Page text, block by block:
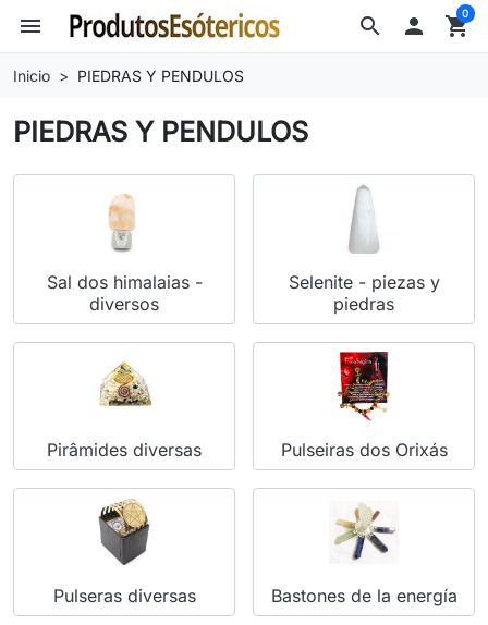
search
menu  shopping_cart
0
Inicio PIEDRAS Y PENDULOS
PIEDRAS Y PENDULOS
Sal dos himalaias -
diversos
Selenite - piezas y
piedras
Pirâmides diversas Pulseiras dos Orixás
Pulseras diversas Bastones de la energía